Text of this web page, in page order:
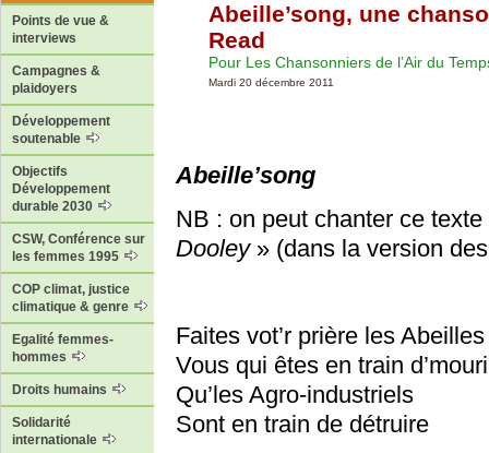
Points de vue &
interviews
Campagnes &
plaidoyers
Développement
soutenable
Objectifs
Développement
durable 2030
CSW, Conférence sur
les femmes 1995
COP climat, justice
climatique & genre
Egalité femmes-
hommes
Droits humains
Solidarité
internationale
Abeille’song, une
Read
Pour Les Chansonniers de l’Air du
Mardi 20 décembre 2011
Abeille’song
NB : on peut chanter ce
Dooley» (dans la version
Faites vot’r prière les Abeilles
Vous qui êtes en train
Qu’les Agro-industriels
Sont en train de détruire